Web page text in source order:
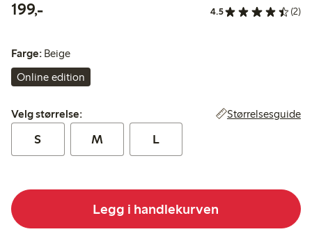
199,-199,00 kr 4.5 (2)
Farge: Beige
Online edition
Velg størrelse:
Velg størrelse: Størrelsesguide
S M L
Legg i handlekurven